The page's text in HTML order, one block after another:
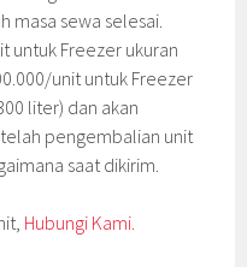
masa sewa selesai.
untuk Freezer ukuran
unit untuk Freezer
liter) dan akan
pengembalian unit
saat dikirim.
Hubungi Kami.